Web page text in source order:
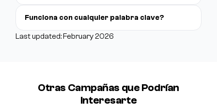
Funciona con cualquier palabra clave?
Last updated: February 2026
Otras Campañas que Podrían
Interesarte